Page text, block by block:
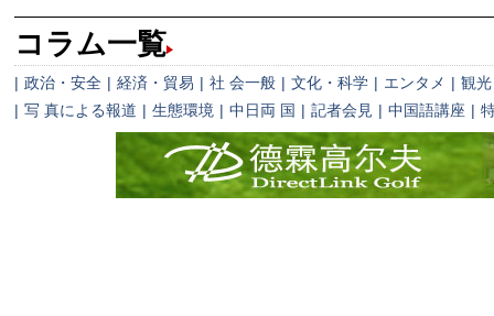
コラム一覧
| 政治・安全 | 経済・貿易 | 社 会一般 | 文化・科学 | エンタメ | 観光
| 写 真による報道 | 生態環境 | 中日両 国 | 記者会見 | 中国語講座 |